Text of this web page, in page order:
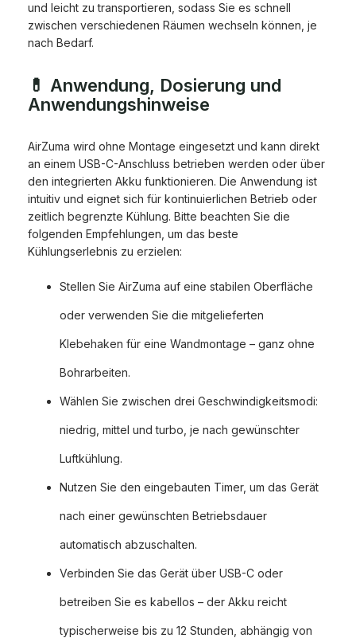
und leicht zu transportieren, sodass Sie es schnell
zwischen verschiedenen Räumen wechseln können, je
nach Bedarf.
💊 Anwendung, Dosierung und
Anwendungshinweise
AirZuma wird ohne Montage eingesetzt und kann direkt
an einem USB-C-Anschluss betrieben werden oder über
den integrierten Akku funktionieren. Die Anwendung ist
intuitiv und eignet sich für kontinuierlichen Betrieb oder
zeitlich begrenzte Kühlung. Bitte beachten Sie die
folgenden Empfehlungen, um das beste
Kühlungserlebnis zu erzielen:
Stellen Sie AirZuma auf eine stabilen Oberfläche
oder verwenden Sie die mitgelieferten
Klebehaken für eine Wandmontage – ganz ohne
Bohrarbeiten.
Wählen Sie zwischen drei Geschwindigkeitsmodi:
niedrig, mittel und turbo, je nach gewünschter
Luftkühlung.
Nutzen Sie den eingebauten Timer, um das Gerät
nach einer gewünschten Betriebsdauer
automatisch abzuschalten.
Verbinden Sie das Gerät über USB-C oder
betreiben Sie es kabellos – der Akku reicht
typischerweise bis zu 12 Stunden, abhängig von